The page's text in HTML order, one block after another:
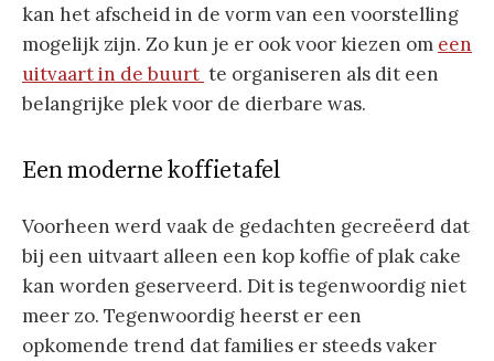
kan het afscheid in de vorm van een voorstelling
mogelijk zijn. Zo kun je er ook voor kiezen om een
uitvaart in de buurt te organiseren als dit een
belangrijke plek voor de dierbare was.
Een moderne koffietafel
Voorheen werd vaak de gedachten gecreëerd dat
bij een uitvaart alleen een kop koffie of plak cake
kan worden geserveerd. Dit is tegenwoordig niet
meer zo. Tegenwoordig heerst er een
opkomende trend dat families er steeds vaker